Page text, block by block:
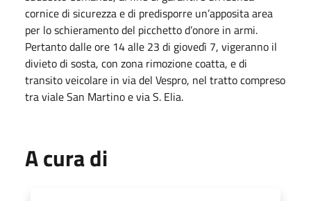
cornice di sicurezza e di predisporre un’apposita area
per lo schieramento del picchetto d’onore in armi.
Pertanto dalle ore 14 alle 23 di giovedì 7, vigeranno il
divieto di sosta, con zona rimozione coatta, e di
transito veicolare in via del Vespro, nel tratto compreso
tra viale San Martino e via S. Elia.
A cura di